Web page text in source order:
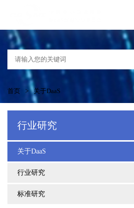
首页 > 关于DaaS
行业研究
关于DaaS
行业研究
标准研究